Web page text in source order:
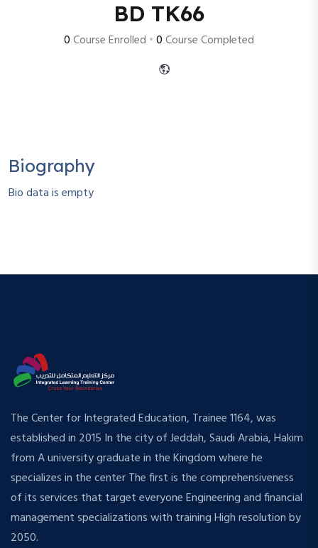
BD TK66
0Course Enrolled •0Course Completed
Biography
Bio data is empty
The Center for Integrated Education, Trainee 1164, was
established in 2015 In the city of Jeddah, Saudi Arabia, Hakim
from A university graduate in the Kingdom where he
specializes in the center The first is the comprehensiveness
of its services that target everyone Engineering and financial
management specializations with training High resolution by
2050.